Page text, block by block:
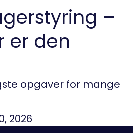
–
er den
opgaver for mange
2026